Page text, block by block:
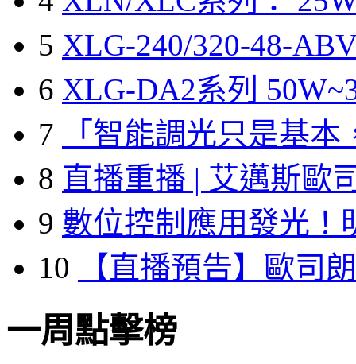
5 XLG-240/320-48-
6 XLG-DA2系列
7
「智能調光只是基本
8 直播重播 | 艾邁斯歐
9 數位控制應用發光！
10
【直播預告】歐司
一周點擊榜